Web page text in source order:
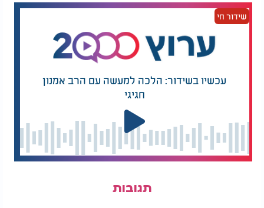
שידור חי
עכשיו בשידור: הלכה למעשה עם הרב אמנון
חגיגי
תגובות